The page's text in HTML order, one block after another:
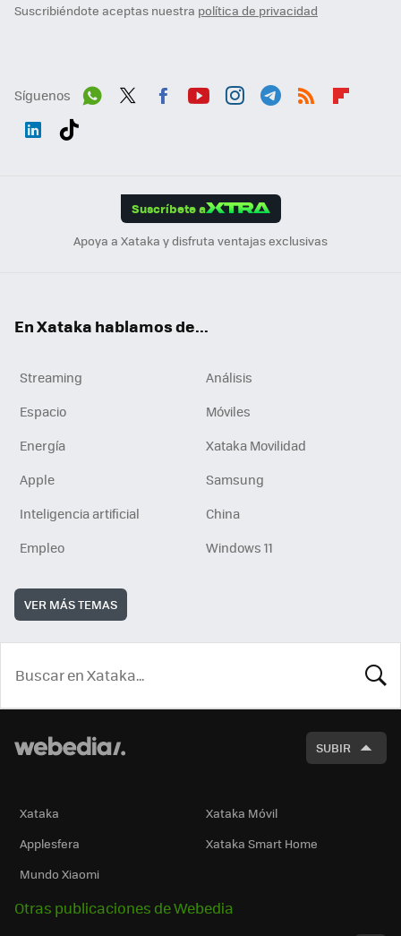
Suscribiéndote aceptas nuestra política de privacidad
Síguenos
Suscríbete a
Apoya a Xataka y disfruta ventajas exclusivas
En Xataka hablamos de...
Streaming
Análisis
Espacio
Móviles
Energía
Xataka Movilidad
Apple
Samsung
Inteligencia artificial
China
Empleo
Windows 11
VER MÁS TEMAS
SUBIR
Xataka
Xataka Móvil
Applesfera
Xataka Smart Home
Mundo Xiaomi
Otras publicaciones de Webedia